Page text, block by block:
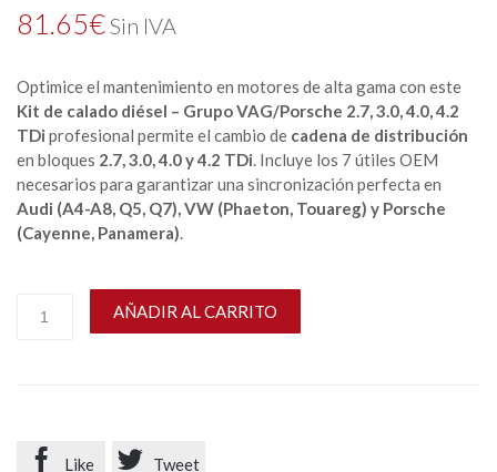
81.65€Sin IVA
Optimice el mantenimiento en motores de alta gama con este
Kit de calado diésel – Grupo VAG/Porsche 2.7, 3.0, 4.0, 4.2
TDi profesional permite el cambio de cadena de distribución
en bloques 2.7, 3.0, 4.0 y 4.2 TDi. Incluye los 7 útiles OEM
necesarios para garantizar una sincronización perfecta en
Audi (A4-A8, Q5, Q7), VW (Phaeton, Touareg) y Porsche
(Cayenne, Panamera).
AÑADIR AL CARRITO
 Like  Tweet